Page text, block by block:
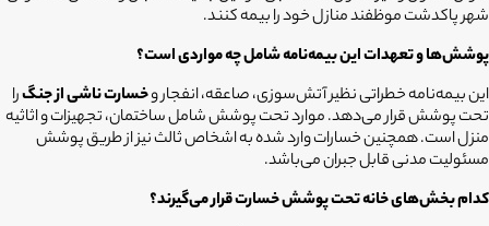
شهر پاکدشت موظفند منازل خود را بیمه کنند.
پوشش‌ها و تعهدات این بیمه‌نامه شامل چه مواردی است؟
این بیمه‌نامه خطراتی نظیر آتش‌سوزی، صاعقه، انفجار وخسارت ناشی از جنگرا
تحت پوشش قرار می‌دهد. موارد تحت پوشش شامل ساختمان، تجهیزات و اثاثیه
منزل است. همچنین خسارات وارد شده به اشخاص ثالث نیز از طریق پوشش
مسئولیت مدنی قابل جبران می‌باشد.
کدام بخش‌های خانه تحت پوشش خسارت قرار می‌گیرند؟